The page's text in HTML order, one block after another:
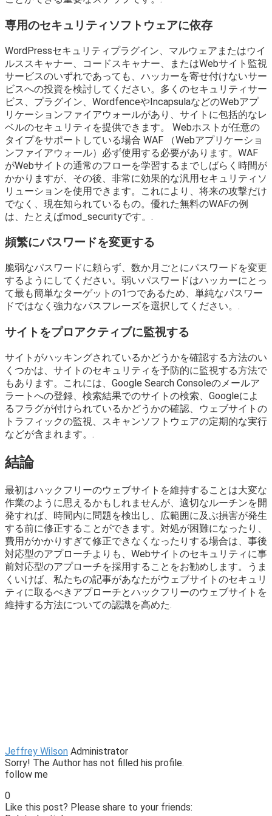
専用のセキュリティソフトウェアに依存
WordPressセキュリティプラグイン、マルウェアまたはウイ
ルススキャナー、コードスキャナー、またはWebサイト監視
サービスのいずれであっても、ハッカーを寄せ付けないサー
ビスへの投資を検討してください。多くのセキュリティサー
ビス、プラグイン、WordfenceやIncapsulaなどのWebアプ
リケーションファイアウォールがあり、サイトに包括的なレ
ベルのセキュリティを提供できます。 Webホストが任意の
タイプをサポートしている場合 WAF （Webアプリケーショ
ンファイアウォール）必ず使用する必要があります。WAF
がWebサイトの通常のフローを学習するまでしばらく時間が
かかりますが、その後、非常に効果的な汎用セキュリティソ
リューションを使用できます。これにより、将来の攻撃だけ
でなく、現在知られているもの。優れた無料のWAFの例
は、たとえばmod_securityです。.
頻繁にパスワードを変更する
脆弱なパスワードに頼らず、数か月ごとにパスワードを変更
するようにしてください。弱いパスワードはハッカーにとっ
て最も簡単なターゲットの1つであるため、単純なパスワー
ドではなく強力なパスフレーズを選択してください。.
サイトをプロアクティブに監視する
サイトがハッキングされているかどうかを確認する方法のい
くつかは、サイトのセキュリティを予防的に監視する方法で
もあります。これには、Google Search Consoleのメールア
ラートへの登録、検索結果でのサイトの検索、Googleによ
るフラグが付けられているかどうかの確認、ウェブサイトの
トラフィックの監視、スキャンソフトウェアの定期的な実行
などが含まれます。.
結論
最初はハックフリーのウェブサイトを維持することは大変な
作業のように思えるかもしれませんが、適切なルーチンを開
発すれば、時間内に問題を検出し、広範囲に及ぶ損害が発生
する前に修正することができます。対処が困難になったり、
費用がかかりすぎて修正できなくなったりする場合は、事後
対応型のアプローチよりも、Webサイトのセキュリティに事
前対応型のアプローチを採用することをお勧めします。うま
くいけば、私たちの記事があなたがウェブサイトのセキュリ
ティに取るべきアプローチとハックフリーのウェブサイトを
維持する方法についての認識を高めた.
Jeffrey Wilson Administrator
Sorry! The Author has not filled his profile.
follow me
0
Like this post? Please share to your friends: